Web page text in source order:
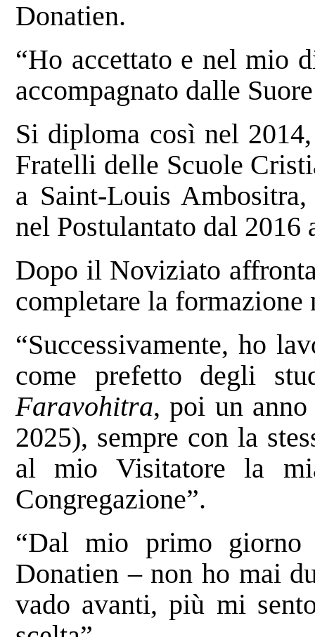
Donatien.
“Ho accettato e nel mio
accompagnato dalle
Si diploma così nel
Fratelli delle Scuole
a Saint-Louis
nel Postulantato dal 2016
Dopo il Noviziato
completare la
“Successivamente, ho
come prefetto degli
Faravohitra, poi un
2025), sempre con la
al mio Visitatore la
Congregazione”.
“Dal mio primo giorno
Donatien – non ho mai
vado avanti, più mi